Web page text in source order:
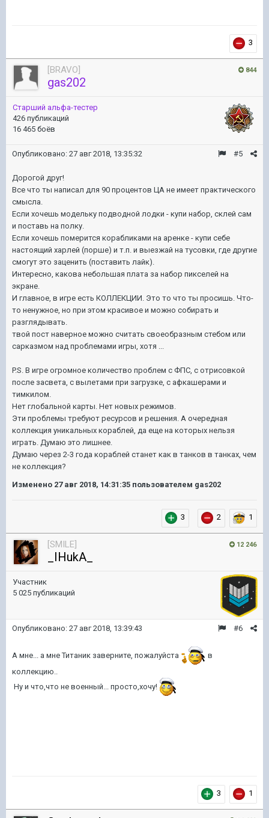
3
844
[BRAVO]
gas202
Старший альфа-тестер
426 публикаций
16 465 боёв
#5
Опубликовано: 27 авг 2018, 13:35:32
Дорогой друг!
Все что ты написал для 90 процентов ЦА не имеет практического
смысла.
Если хочешь модельку подводной лодки - купи набор, склей сам
и поставь на полку.
Если хочешь померится корабликами на аренке - купи себе
настоящий харлей (порше) и т.п. и выезжай на тусовки, где другие
смогут это заценить (поставить лайк).
Интересно, какова небольшая плата за набор пикселей на
экране.
И главное, в игре есть КОЛЛЕКЦИИ. Это то что ты просишь. Что-
то ненужное, но при этом красивое и можно собирать и
разглядывать.
твой пост наверное можно считать своеобразным стебом или
сарказмом над проблемами игры, хотя ...
P.S. В игре огромное количество проблем с ФПС, с отрисовкой
после засвета, с вылетами при загрузке, с афкашерами и
тимкилом.
Нет глобальной карты. Нет новых режимов.
Эти проблемы требуют ресурсов и решения. А очередная
коллекция уникальных кораблей, да еще на которых нельзя
играть. Думаю это лишнее.
Думаю через 2-3 года кораблей станет как в танков в танках, чем
не коллекция?
Изменено 27 авг 2018, 14:31:35 пользователем gas202
3 2 1
12 246
[SMILE]
_IHukA_
Участник
5 025 публикаций
#6
Опубликовано: 27 авг 2018, 13:39:43
А мне... а мне Титаник заверните, пожалуйста
в
коллекцию..
Ну и что,что не военный... просто,хочу!
3 1